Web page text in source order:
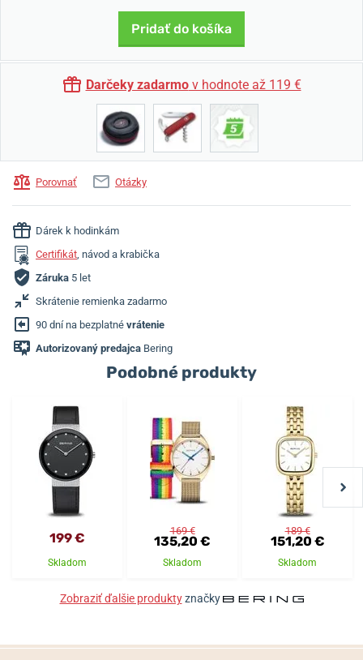
Pridať do košíka
Darčeky zadarmov hodnote až 119 €
Porovnať Otázky
Dárek k hodinkám
Certifikát, návod a krabička
Záruka 5 let
Skrátenie remienka zadarmo
90 dní na bezplatné vrátenie
Autorizovaný predajca Bering
Podobné produkty
199 €
Skladom
169 €
135,20 €
Skladom
189 €
151,20 €
Skladom
Zobraziť ďalšie produktyznačky